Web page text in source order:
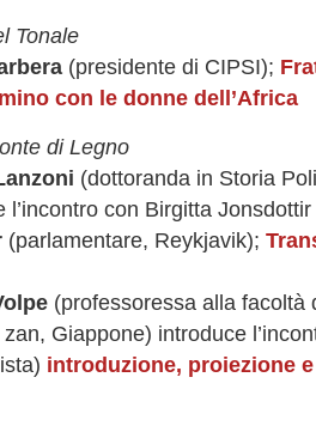
Tonale
(presidente di CIPSI);
con le donne dell’Africa
di Legno
(dottoranda in Storia
l’incontro con Birgitta Jonsdottir
(parlamentare, Reykjavik);
(professoressa alla facoltà
Giappone) introduce
introduzione, proiezione